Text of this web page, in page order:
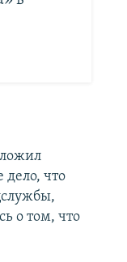
дело, что
о том, что